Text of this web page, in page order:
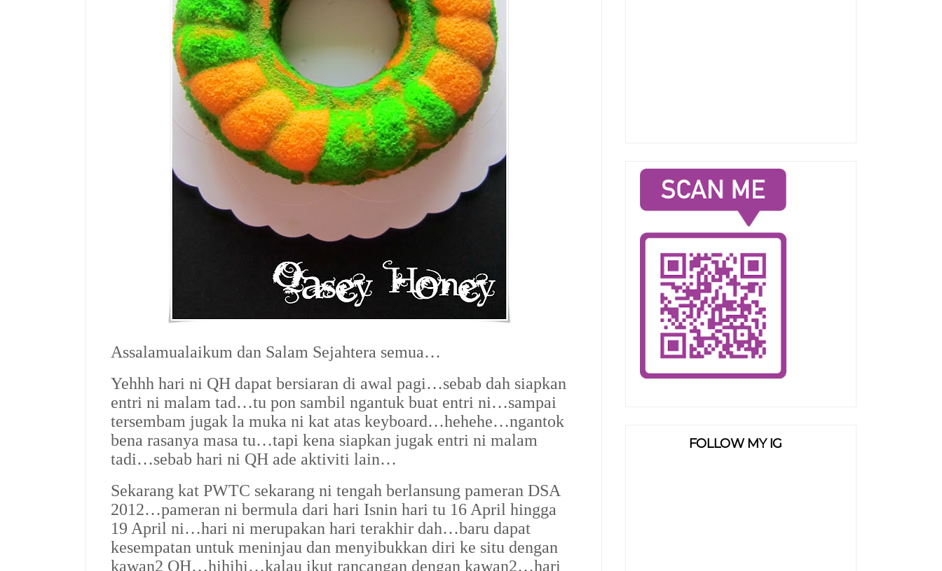
Assalamualaikum dan Salam Sejahtera semua…
Yehhh hari ni QH dapat bersiaran di awal pagi…sebab dah siapkan
entri ni malam tad…tu pon sambil ngantuk buat entri ni…sampai
tersembam jugak la muka ni kat atas keyboard…hehehe…ngantok
bena rasanya masa tu…tapi kena siapkan jugak entri ni malam
tadi…sebab hari ni QH ade aktiviti lain…
Sekarang kat PWTC sekarang ni tengah berlansung pameran DSA
2012…pameran ni bermula dari hari Isnin hari tu 16 April hingga
19 April ni…hari ni merupakan hari terakhir dah…baru dapat
kesempatan untuk meninjau dan menyibukkan diri ke situ dengan
kawan2 QH…hihihi…kalau ikut rancangan dengan kawan2…hari
FOLLOW MY IG